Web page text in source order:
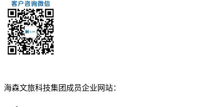
海森文旅科技集团成员企业网站：